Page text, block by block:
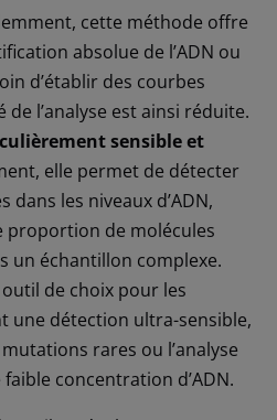
cette méthode offre
absolue de l’ADN ou
d’établir des courbes
l’analyse est ainsi réduite.
sensible et
elle permet de détecter
les niveaux d’ADN,
proportion de molécules
un échantillon complexe.
de choix pour les
une détection ultra-sensible,
rares ou l’analyse
concentration d’ADN.